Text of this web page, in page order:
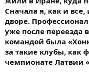
Сначала я, как и
дворе.
уже после
командой была
за такие клубы,
чемпионате Латвии